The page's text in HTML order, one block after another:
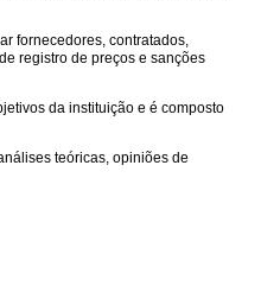
fornecedores, contratados,
registro de preços e sanções
da instituição e é composto
teóricas, opiniões de